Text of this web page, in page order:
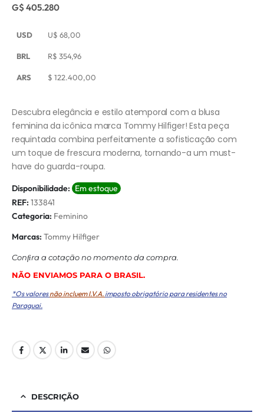
G$ 405.280
USD U$ 68,00
BRL R$ 354,96
ARS $ 122.400,00
Descubra elegância e estilo atemporal com a blusa
feminina da icônica marca Tommy Hilfiger! Esta peça
requintada combina perfeitamente a sofisticação com
um toque de frescura moderna, tornando-a um must-
have do guarda-roupa.
Disponibilidade: Em estoque
REF: 133841
Categoria: Feminino
Marcas: Tommy Hilfiger
Conﬁra a cotação no momento da compra.
NÃO ENVIAMOS PARA O BRASIL.
*Os valoresnão incluem I.V.A. imposto obrigatório para residentes no
Paraguai.
DESCRIÇÃO